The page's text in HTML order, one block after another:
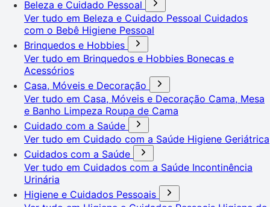
Beleza e Cuidado Pessoal
Ver tudo em Beleza e Cuidado Pessoal Cuidados
com o Bebê Higiene Pessoal
Brinquedos e Hobbies
Ver tudo em Brinquedos e Hobbies Bonecas e
Acessórios
Casa, Móveis e Decoração
Ver tudo em Casa, Móveis e Decoração Cama, Mesa
e Banho Limpeza Roupa de Cama
Cuidado com a Saúde
Ver tudo em Cuidado com a Saúde Higiene Geriátrica
Cuidados com a Saúde
Ver tudo em Cuidados com a Saúde Incontinência
Urinária
Higiene e Cuidados Pessoais